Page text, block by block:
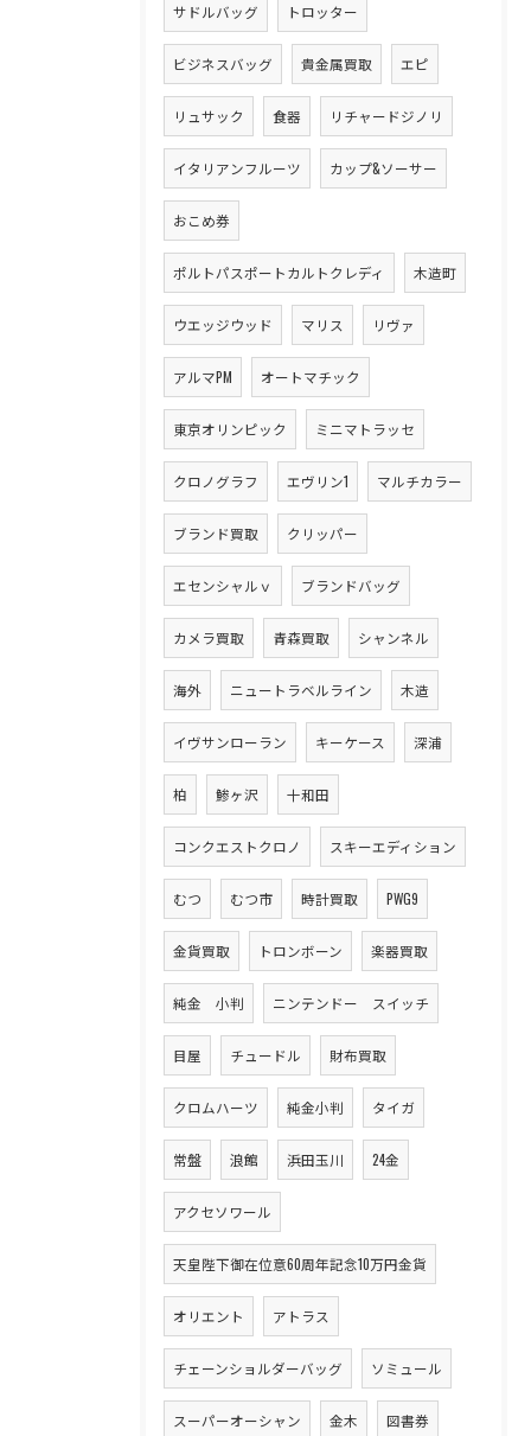
サドルバッグ トロッター
ビジネスバッグ 貴金属買取 エピ
リュサック 食器 リチャードジノリ
イタリアンフルーツ カップ&ソーサー
おこめ券
ポルトパスポートカルトクレディ 木造町
ウエッジウッド マリス リヴァ
アルマPM オートマチック
東京オリンピック ミニマトラッセ
クロノグラフ エヴリン1 マルチカラー
ブランド買取 クリッパー
エセンシャルｖ ブランドバッグ
カメラ買取 青森買取 シャンネル
海外 ニュートラベルライン 木造
イヴサンローラン キーケース 深浦
柏 鯵ヶ沢 十和田
コンクエストクロノ スキーエディション
むつ むつ市 時計買取 PWG9
金貨買取 トロンボーン 楽器買取
純金 小判 ニンテンドー スイッチ
目屋 チュードル 財布買取
クロムハーツ 純金小判 タイガ
常盤 浪館 浜田玉川 24金
アクセソワール
天皇陛下御在位意60周年記念10万円金貨
オリエント アトラス
チェーンショルダーバッグ ソミュール
スーパーオーシャン 金木 図書券